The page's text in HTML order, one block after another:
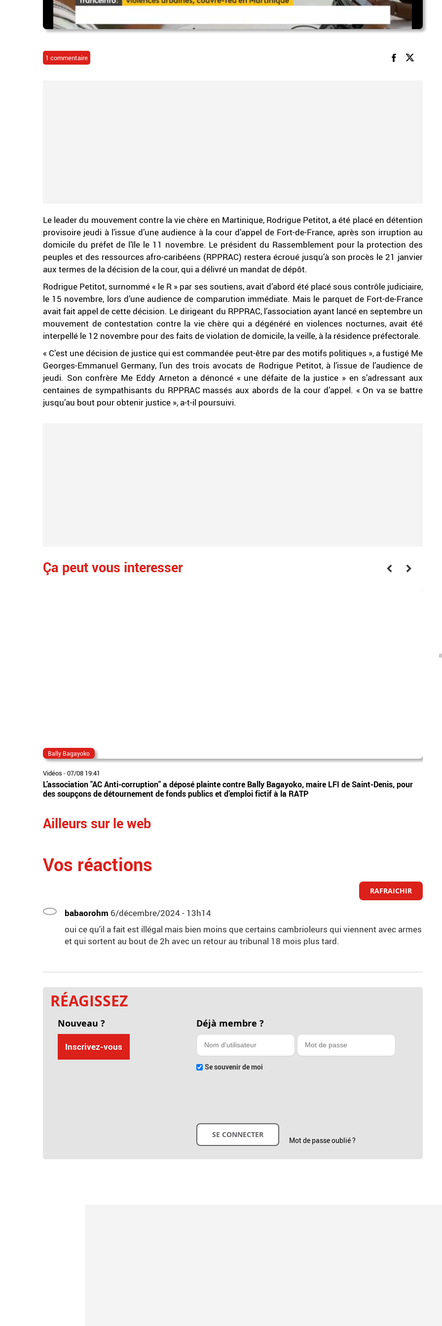
1 commentaire
Le leader du mouvement contre la vie chère en Martinique, Rodrigue Petitot, a été placé en détention
provisoire jeudi à l’issue d’une audience à la cour d’appel de Fort-de-France, après son irruption au
domicile du préfet de l’île le 11 novembre. Le président du Rassemblement pour la protection des
peuples et des ressources afro-caribéens (RPPRAC) restera écroué jusqu’à son procès le 21 janvier
aux termes de la décision de la cour, qui a délivré un mandat de dépôt.
Rodrigue Petitot, surnommé « le R » par ses soutiens, avait d’abord été placé sous contrôle judiciaire,
le 15 novembre, lors d’une audience de comparution immédiate. Mais le parquet de Fort-de-France
avait fait appel de cette décision. Le dirigeant du RPPRAC, l’association ayant lancé en septembre un
mouvement de contestation contre la vie chère qui a dégénéré en violences nocturnes, avait été
interpellé le 12 novembre pour des faits de violation de domicile, la veille, à la résidence préfectorale.
« C’est une décision de justice qui est commandée peut-être par des motifs politiques », a fustigé Me
Georges-Emmanuel Germany, l’un des trois avocats de Rodrigue Petitot, à l’issue de l’audience de
jeudi. Son confrère Me Eddy Arneton a dénoncé « une défaite de la justice » en s’adressant aux
centaines de sympathisants du RPPRAC massés aux abords de la cour d’appel. « On va se battre
jusqu’au bout pour obtenir justice », a-t-il poursuivi.
Ça peut vous interesser
Bally Bagayoko
Vidéos -07/08 19:41
L’association "AC Anti-corruption" a déposé plainte contre Bally Bagayoko, maire LFI de Saint-Denis, pour
des soupçons de détournement de fonds publics et d’emploi fictif à la RATP
Ailleurs sur le web
Vos réactions
RAFRAICHIR
babaorohm 6/décembre/2024 - 13h14
oui ce qu'il a fait est illégal mais bien moins que certains cambrioleurs qui viennent avec armes
et qui sortent au bout de 2h avec un retour au tribunal 18 mois plus tard.
RÉAGISSEZ
Nouveau ?
Inscrivez-vous
Déjà membre ?
Se souvenir de moi
Mot de passe oublié ?